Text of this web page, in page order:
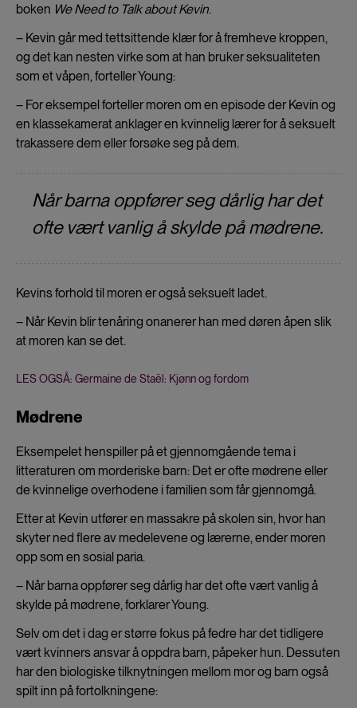
boken We Need to Talk about Kevin.
– Kevin går med tettsittende klær for å fremheve kroppen,
og det kan nesten virke som at han bruker seksualiteten
som et våpen, forteller Young:
– For eksempel forteller moren om en episode der Kevin og
en klassekamerat anklager en kvinnelig lærer for å seksuelt
trakassere dem eller forsøke seg på dem.
Når barna oppfører seg dårlig har det
ofte vært vanlig å skylde på mødrene.
Kevins forhold til moren er også seksuelt ladet.
– Når Kevin blir tenåring onanerer han med døren åpen slik
at moren kan se det.
LES OGSÅ: Germaine de Staël: Kjønn og fordom
Mødrene
Eksempelet henspiller på et gjennomgående tema i
litteraturen om morderiske barn: Det er ofte mødrene eller
de kvinnelige overhodene i familien som får gjennomgå.
Etter at Kevin utfører en massakre på skolen sin, hvor han
skyter ned flere av medelevene og lærerne, ender moren
opp som en sosial paria.
– Når barna oppfører seg dårlig har det ofte vært vanlig å
skylde på mødrene, forklarer Young.
Selv om det i dag er større fokus på fedre har det tidligere
vært kvinners ansvar å oppdra barn, påpeker hun. Dessuten
har den biologiske tilknytningen mellom mor og barn også
spilt inn på fortolkningene: